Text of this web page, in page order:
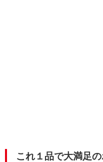
これ１品で大満足